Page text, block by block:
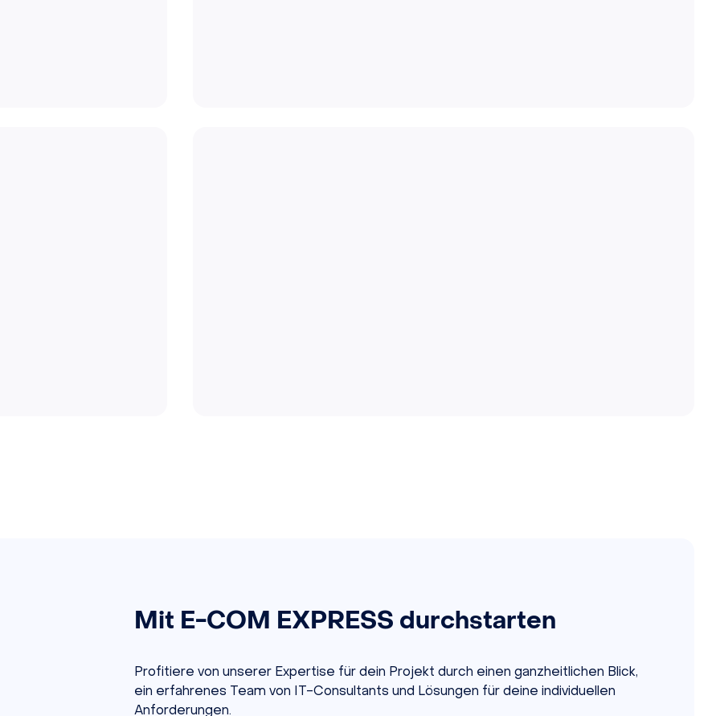
Mit E-COM EXPRESS durchstarten
Profitiere von unserer Expertise für dein Projekt durch einen ganzheitlichen Blick,
ein erfahrenes Team von IT-Consultants und Lösungen für deine individuellen
Anforderungen.